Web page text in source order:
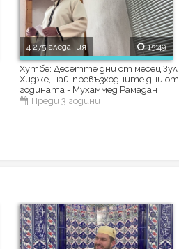
4 275 гледания 15:49
Хутбе: Десетте дни от месец Зул
Хидже, най-превъзходните дни от
годината - Мухаммед Рамадан
Преди 3 години